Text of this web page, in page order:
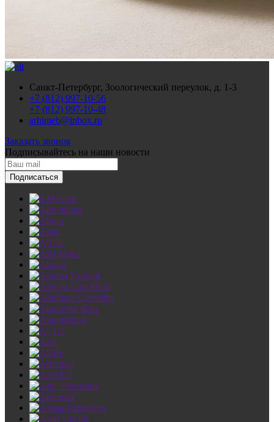
Санкт-Петербург, Зоологический переулок, д. 1-3
+7 (812) 997-10-56
+7 (812) 997-10-48
arhimeb@inbox.ru
Заказать звонок
Подписывайтесь на наши новости